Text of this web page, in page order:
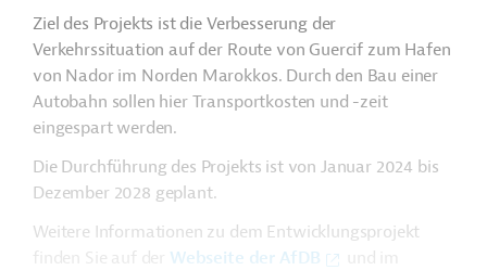
Ziel des Projekts ist die Verbesserung der
Verkehrssituation auf der Route von Guercif zum Hafen
von Nador im Norden Marokkos. Durch den Bau einer
Autobahn sollen hier Transportkosten und -zeit
eingespart werden.
Die Durchführung des Projekts ist von Januar 2024 bis
Dezember 2028 geplant.
Weitere Informationen zu dem Entwicklungsprojekt
finden Sie auf der Webseite der AfDB
und im